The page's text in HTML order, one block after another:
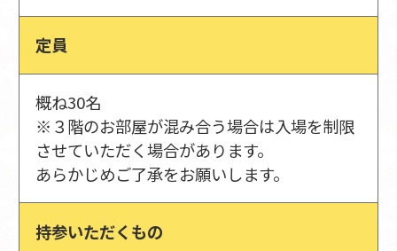
定員
概ね30名
※３階のお部屋が混み合う場合は入場を制限
させていただく場合があります。
あらかじめご了承をお願いします。
持参いただくもの